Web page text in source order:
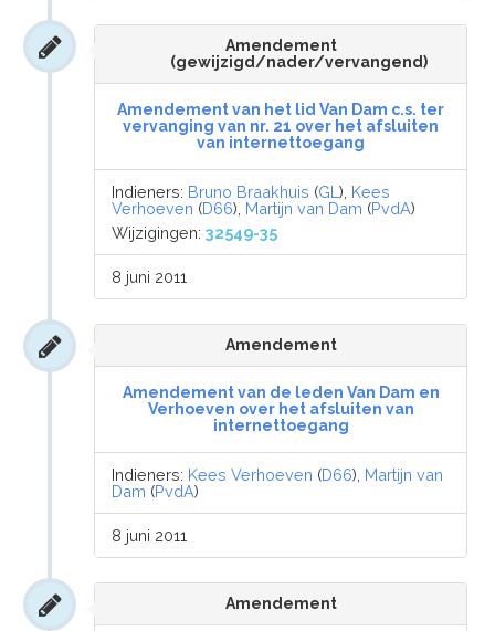
Amendement
(gewijzigd/nader/vervangend)
Amendement van het lid Van Dam c.s. ter
vervanging van nr. 21 over het afsluiten
van internettoegang
Indieners: Bruno Braakhuis (GL), Kees
Verhoeven (D66), Martijn van Dam (PvdA)
Wijzigingen:32549-35
8 juni 2011
Amendement
Amendement van de leden Van Dam en
Verhoeven over het afsluiten van
internettoegang
Indieners: Kees Verhoeven (D66), Martijn van
Dam (PvdA)
8 juni 2011
Amendement